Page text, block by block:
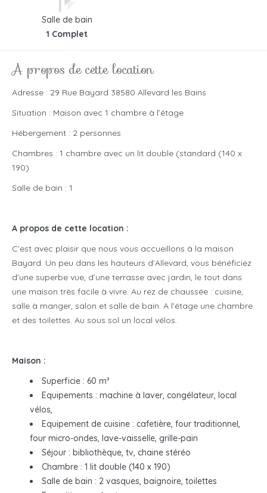
Salle de bain
1 Complet
A propos de cette location
Adresse : 29 Rue Bayard 38580 Allevard les Bains
Situation : Maison avec 1 chambre à l’étage
Hébergement : 2 personnes
Chambres : 1 chambre avec un lit double (standard (140 x
190)
Salle de bain : 1
A propos de cette location :
C’est avec plaisir que nous vous accueillons à la maison
Bayard. Un peu dans les hauteurs d’Allevard, vous bénéficiez
d’une superbe vue, d’une terrasse avec jardin, le tout dans
une maison très facile à vivre. Au rez de chaussée : cuisine,
salle à manger, salon et salle de bain. A l’étage une chambre
et des toilettes. Au sous sol un local vélos.
Maison :
Superficie : 60 m²
Equipements : machine à laver, congélateur, local
vélos,
Equipement de cuisine : cafetière, four traditionnel,
four micro-ondes, lave-vaisselle, grille-pain
Séjour : bibliothèque, tv, chaine stéréo
Chambre : 1 lit double (140 x 190)
Salle de bain : 2 vasques, baignoire, toilettes